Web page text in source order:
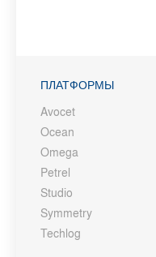
ПЛАТФОРМЫ
Avocet
Ocean
Omega
Petrel
Studio
Symmetry
Techlog